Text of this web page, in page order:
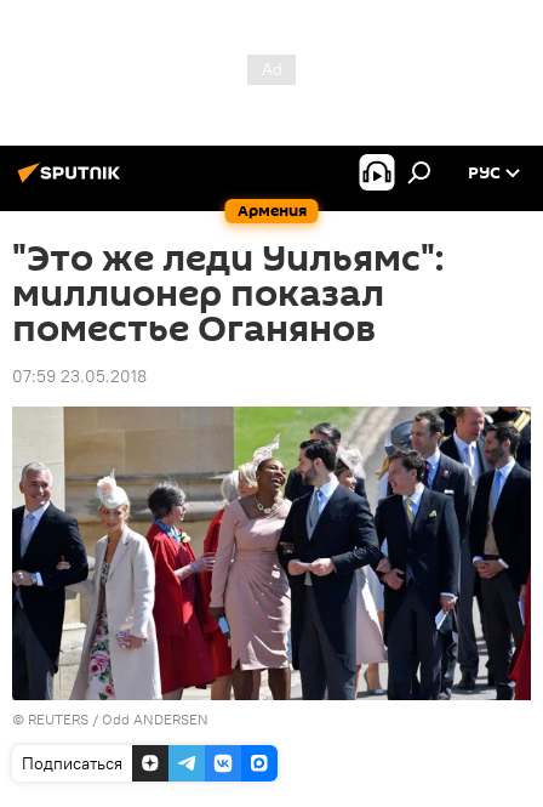
Армения
РУС
"Это же леди Уильямс":
миллионер показал
поместье Оганянов
07:59 23.05.2018
© REUTERS / Odd ANDERSEN
Подписаться